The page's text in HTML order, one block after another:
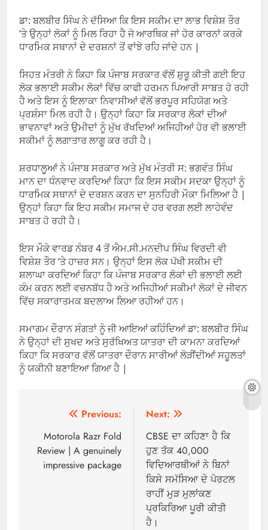
ਡਾ: ਬਲਬੀਰ ਸਿੰਘ ਨੇ ਦੱਸਿਆ ਕਿ ਇਸ ਸਕੀਮ ਦਾ ਲਾਭ ਵਿਸ਼ੇਸ਼ ਤੌਰ
‘ਤੇ ਉਨ੍ਹਾਂ ਲੋਕਾਂ ਨੂੰ ਮਿਲ ਰਿਹਾ ਹੈ ਜੋ ਆਰਥਿਕ ਜਾਂ ਹੋਰ ਕਾਰਨਾਂ ਕਰਕੇ
ਧਾਰਮਿਕ ਸਥਾਨਾਂ ਦੇ ਦਰਸ਼ਨਾਂ ਤੋਂ ਵਾਂਝੇ ਰਹਿ ਜਾਂਦੇ ਹਨ |
ਸਿਹਤ ਮੰਤਰੀ ਨੇ ਕਿਹਾ ਕਿ ਪੰਜਾਬ ਸਰਕਾਰ ਵੱਲੋਂ ਸ਼ੁਰੂ ਕੀਤੀ ਗਈ ਇਹ
ਲੋਕ ਭਲਾਈ ਸਕੀਮ ਲੋਕਾਂ ਵਿੱਚ ਕਾਫੀ ਹਰਮਨ ਪਿਆਰੀ ਸਾਬਤ ਹੋ ਰਹੀ
ਹੈ ਅਤੇ ਇਸ ਨੂੰ ਇਲਾਕਾ ਨਿਵਾਸੀਆਂ ਵੱਲੋਂ ਭਰਪੂਰ ਸਹਿਯੋਗ ਅਤੇ
ਪ੍ਰਸ਼ੰਸਾ ਮਿਲ ਰਹੀ ਹੈ। ਉਨ੍ਹਾਂ ਕਿਹਾ ਕਿ ਸਰਕਾਰ ਲੋਕਾਂ ਦੀਆਂ
ਭਾਵਨਾਵਾਂ ਅਤੇ ਉਮੀਦਾਂ ਨੂੰ ਮੁੱਖ ਰੱਖਦਿਆਂ ਅਜਿਹੀਆਂ ਹੋਰ ਵੀ ਭਲਾਈ
ਸਕੀਮਾਂ ਨੂੰ ਲਗਾਤਾਰ ਲਾਗੂ ਕਰ ਰਹੀ ਹੈ।
ਸ਼ਰਧਾਲੂਆਂ ਨੇ ਪੰਜਾਬ ਸਰਕਾਰ ਅਤੇ ਮੁੱਖ ਮੰਤਰੀ ਸ: ਭਗਵੰਤ ਸਿੰਘ
ਮਾਨ ਦਾ ਧੰਨਵਾਦ ਕਰਦਿਆਂ ਕਿਹਾ ਕਿ ਇਸ ਸਕੀਮ ਸਦਕਾ ਉਨ੍ਹਾਂ ਨੂੰ
ਧਾਰਮਿਕ ਸਥਾਨਾਂ ਦੇ ਦਰਸ਼ਨ ਕਰਨ ਦਾ ਸੁਨਹਿਰੀ ਮੌਕਾ ਮਿਲਿਆ ਹੈ |
ਉਨ੍ਹਾਂ ਕਿਹਾ ਕਿ ਇਹ ਸਕੀਮ ਸਮਾਜ ਦੇ ਹਰ ਵਰਗ ਲਈ ਲਾਹੇਵੰਦ
ਸਾਬਤ ਹੋ ਰਹੀ ਹੈ।
ਇਸ ਮੌਕੇ ਵਾਰਡ ਨੰਬਰ 4 ਤੋਂ ਐਮ.ਸੀ.ਮਨਦੀਪ ਸਿੰਘ ਵਿਰਦੀ ਵੀ
ਵਿਸ਼ੇਸ਼ ਤੌਰ ‘ਤੇ ਹਾਜ਼ਰ ਸਨ। ਉਨ੍ਹਾਂ ਇਸ ਲੋਕ ਪੱਖੀ ਸਕੀਮ ਦੀ
ਸ਼ਲਾਘਾ ਕਰਦਿਆਂ ਕਿਹਾ ਕਿ ਪੰਜਾਬ ਸਰਕਾਰ ਲੋਕਾਂ ਦੀ ਭਲਾਈ ਲਈ
ਕੰਮ ਕਰਨ ਲਈ ਵਚਨਬੱਧ ਹੈ ਅਤੇ ਅਜਿਹੀਆਂ ਸਕੀਮਾਂ ਲੋਕਾਂ ਦੇ ਜੀਵਨ
ਵਿੱਚ ਸਕਾਰਾਤਮਕ ਬਦਲਾਅ ਲਿਆ ਰਹੀਆਂ ਹਨ।
ਸਮਾਗਮ ਦੌਰਾਨ ਸੰਗਤਾਂ ਨੂੰ ਜੀ ਆਇਆਂ ਕਹਿੰਦਿਆਂ ਡਾ: ਬਲਬੀਰ ਸਿੰਘ
ਨੇ ਉਨ੍ਹਾਂ ਦੀ ਸੁਖਦ ਅਤੇ ਸੁਰੱਖਿਅਤ ਯਾਤਰਾ ਦੀ ਕਾਮਨਾ ਕਰਦਿਆਂ
ਕਿਹਾ ਕਿ ਸਰਕਾਰ ਵੱਲੋਂ ਯਾਤਰਾ ਦੌਰਾਨ ਸਾਰੀਆਂ ਲੋੜੀਂਦੀਆਂ ਸਹੂਲਤਾਂ
ਨੂੰ ਯਕੀਨੀ ਬਣਾਇਆ ਗਿਆ ਹੈ |
navigation
Previous:
Motorola Razr Fold
Review | A genuinely
impressive package
Next:
CBSE ਦਾ ਕਹਿਣਾ ਹੈ ਕਿ
ਹੁਣ ਤੱਕ 40,000
ਵਿਦਿਆਰਥੀਆਂ ਨੇ ਬਿਨਾਂ
ਕਿਸੇ ਸਮੱਸਿਆ ਦੇ ਪੋਰਟਲ
ਰਾਹੀਂ ਮੁੜ ਮੁਲਾਂਕਣ
ਪ੍ਰਕਿਰਿਆ ਪੂਰੀ ਕੀਤੀ
ਹੈ।